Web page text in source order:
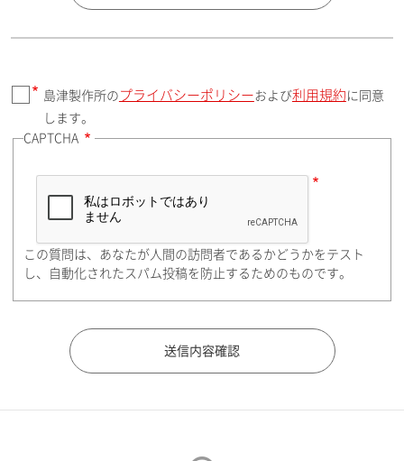
郵便番号（勤務先）
住所検索
都道府県（勤務先）
島津製作所の プライバシーポリシーおよび利用規約 に同意
します。
CAPTCHA
この質問は、あなたが人間の訪問者であるかどうかをテスト
し、自動化されたスパム投稿を防止するためのものです。